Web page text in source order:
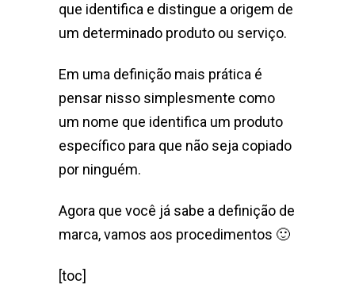
que identifica e distingue a origem de
um determinado produto ou serviço.
Em uma definição mais prática é
pensar nisso simplesmente como
um nome que identifica um produto
específico para que não seja copiado
por ninguém.
Agora que você já sabe a definição de
marca, vamos aos procedimentos 🙂
[toc]